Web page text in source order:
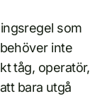
som
inte
tåg, operatör,
bara utgå